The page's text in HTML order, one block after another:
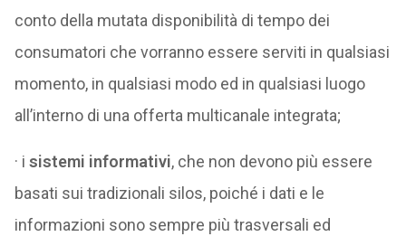
conto della mutata disponibilità di tempo dei
consumatori che vorranno essere serviti in qualsiasi
momento, in qualsiasi modo ed in qualsiasi luogo
all’interno di una offerta multicanale integrata;
· i sistemi informativi, che non devono più essere
basati sui tradizionali silos, poiché i dati e le
informazioni sono sempre più trasversali ed